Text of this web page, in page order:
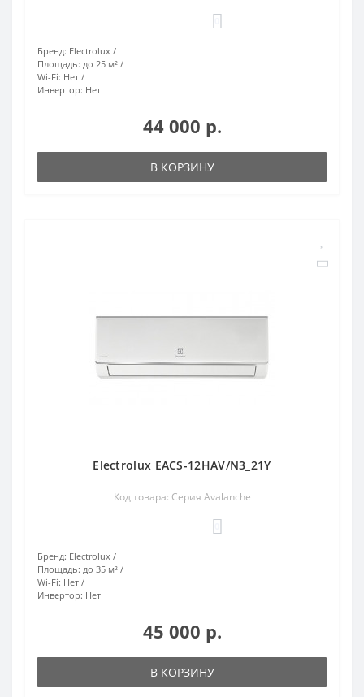
Бренд: Electrolux
Площадь: до 25 м²
Wi-Fi: Нет
Инвертор: Нет
44 000 р.
В КОРЗИНУ
Electrolux EACS-12HAV/N3_21Y
Код товара: Серия Avalanche
Бренд: Electrolux
Площадь: до 35 м²
Wi-Fi: Нет
Инвертор: Нет
45 000 р.
В КОРЗИНУ